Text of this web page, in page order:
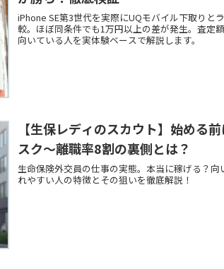
iPhone SE第3世代を実際にUQモバイル下取りと
較。ほぼ同条件でも1万円以上の差が発生。査定
向いている人を実体験ベースで解説します。
【生保レディのスカウト】始める
スク～離職率8割の裏側とは？
生命保険外交員の仕事の実態。本当に稼げる？向
れやすい人の特徴とその狙いを徹底解説！